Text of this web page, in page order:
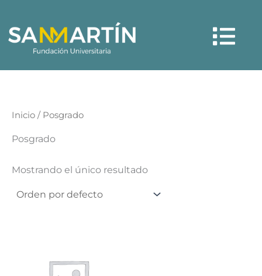
contenido
Menú
Inicio / Posgrado
Posgrado
Mostrando el único resultado